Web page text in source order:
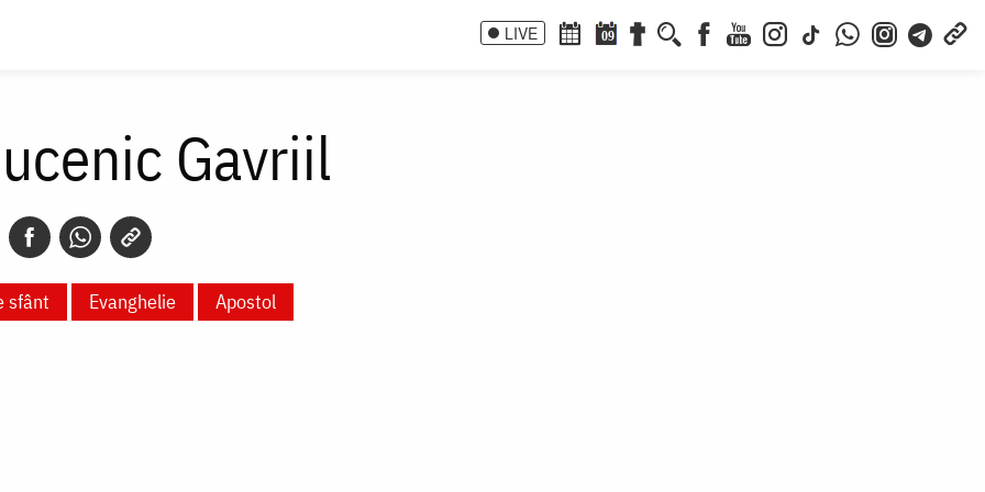
LIVE 09
Gavriil
sfânt Evanghelie Apostol